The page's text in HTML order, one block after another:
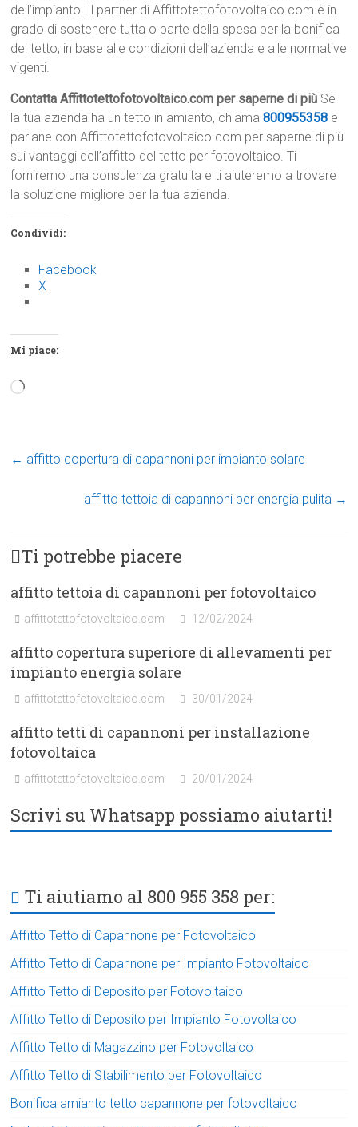
dell’impianto. Il partner di Affittotettofotovoltaico.com è in
grado di sostenere tutta o parte della spesa per la bonifica
del tetto, in base alle condizioni dell’azienda e alle normative
vigenti.
Contatta Affittotettofotovoltaico.com per saperne di più Se
la tua azienda ha un tetto in amianto, chiama800955358 e
parlane con Affittotettofotovoltaico.com per saperne di più
sui vantaggi dell’affitto del tetto per fotovoltaico. Ti
forniremo una consulenza gratuita e ti aiuteremo a trovare
la soluzione migliore per la tua azienda.
Condividi:
Facebook
X
Mi piace:
Caricamento
← affitto copertura di capannoni per impianto solare
affitto tettoia di capannoni per energia pulita →
Ti potrebbe piacere
affitto tettoia di capannoni per fotovoltaico
affittotettofotovoltaico.com 12/02/2024
affitto copertura superiore di allevamenti per
impianto energia solare
affittotettofotovoltaico.com 30/01/2024
affitto tetti di capannoni per installazione
fotovoltaica
affittotettofotovoltaico.com 20/01/2024
Scrivi su Whatsapp possiamo aiutarti!
Ti aiutiamo al 800 955 358 per:
Affitto Tetto di Capannone per Fotovoltaico
Affitto Tetto di Capannone per Impianto Fotovoltaico
Affitto Tetto di Deposito per Fotovoltaico
Affitto Tetto di Deposito per Impianto Fotovoltaico
Affitto Tetto di Magazzino per Fotovoltaico
Affitto Tetto di Stabilimento per Fotovoltaico
Bonifica amianto tetto capannone per fotovoltaico